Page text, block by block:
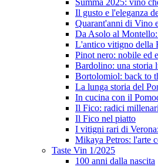
Summa 2025: vino
Il gusto e l'eleganza
Quarant'anni di Vino
Da Asolo al
L'antico vitigno della
Pinot nero: nobile ed
Bardolino: una storia
Bortolomiol: back to
La lunga storia del
In cucina con il
Il Fico: radici
Il Fico nel piatto
I vitigni rari di
Mikaya Petros: l'arte
Taste Vin 1/2025
100 anni dalla nascita